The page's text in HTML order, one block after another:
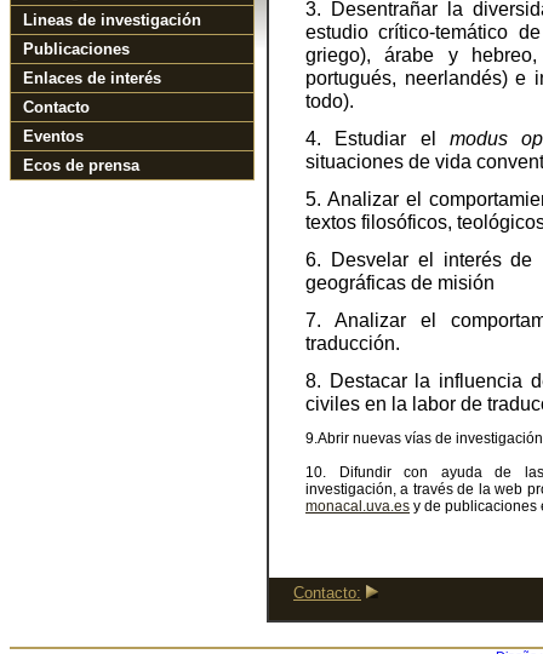
Lineas de investigación
Publicaciones
Enlaces de interés
Contacto
Eventos
Ecos de prensa
3. Desentrañar la
estudio crítico-temático
griego), árabe y
portugués, neerlandés) e
todo).
4. Estudiar el modus
situaciones de vida
5. Analizar el
textos filosóficos,
6. Desvelar el interés de
geográficas de misión
7. Analizar el
traducción.
8. Destacar la influencia
civiles en la labor de
9.Abrir nuevas vías de
10. Difundir con ayuda de
investigación, a través de la web
monacal.uva.es y de publicaciones
Contacto: